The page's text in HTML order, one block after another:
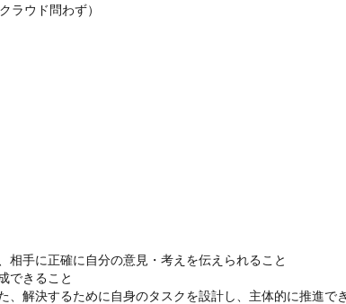
ラウド問わず）
相手に正確に自分の意見・考えを伝えられること
できること
、解決するために自身のタスクを設計し、主体的に推進で